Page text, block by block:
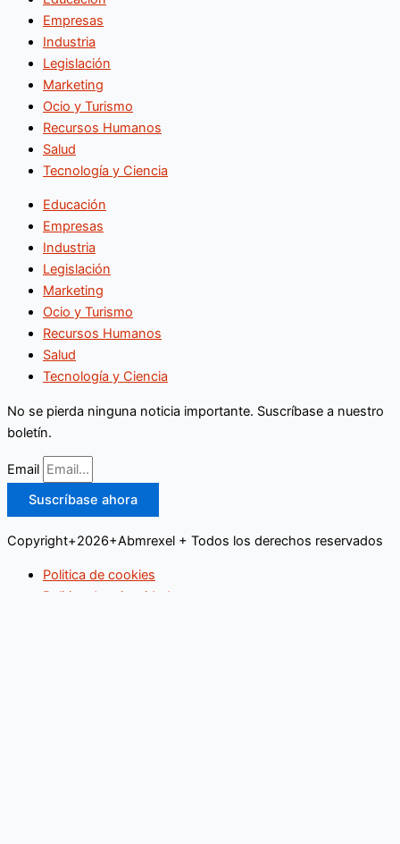
Empresas
Industria
Legislación
Marketing
Ocio y Turismo
Recursos Humanos
Salud
Tecnología y Ciencia
Educación
Empresas
Industria
Legislación
Marketing
Ocio y Turismo
Recursos Humanos
Salud
Tecnología y Ciencia
No se pierda ninguna noticia importante. Suscríbase a nuestro
boletín.
Email
Suscríbase ahora
Copyright+2026+Abmrexel + Todos los derechos reservados
Politica de cookies
Politica de privacidad